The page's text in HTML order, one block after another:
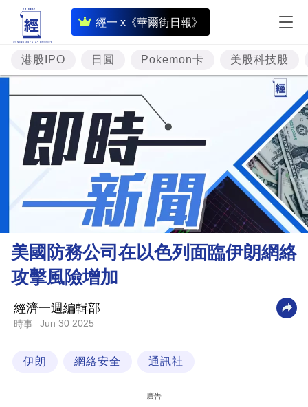
經一 x《華爾街日報》
即
時
財
經
專
題
投
資
樓
市
財
商
業
科
港股IPO 日圓 Pokemon卡 美股科技股
美國防務公司在以色列面臨伊朗網絡
攻擊風險增加
經濟一週編輯部
時事 Jun 30 2025
伊朗 網絡安全 通訊社
廣告